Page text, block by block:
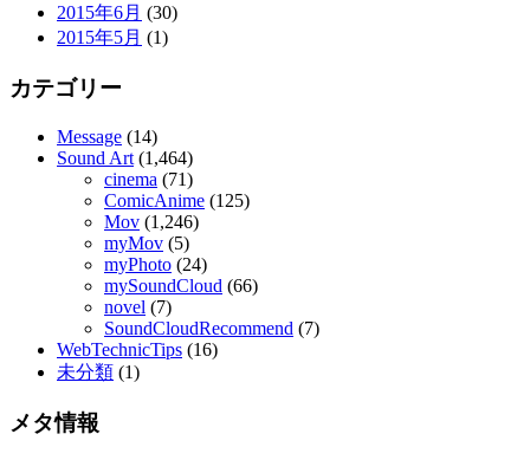
2015年6月 (30)
2015年5月 (1)
カテゴリー
Message (14)
Sound Art (1,464)
cinema (71)
ComicAnime (125)
Mov (1,246)
myMov (5)
myPhoto (24)
mySoundCloud (66)
novel (7)
SoundCloudRecommend (7)
WebTechnicTips (16)
未分類 (1)
メタ情報